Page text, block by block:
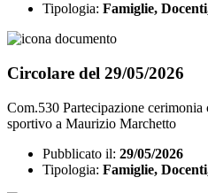
Tipologia: Famiglie,
Circolare del 29/05/2026
Com.530 Partecipazione
sportivo a Maurizio Marchetto
Pubblicato il: 29/05/2026
Tipologia: Famiglie,